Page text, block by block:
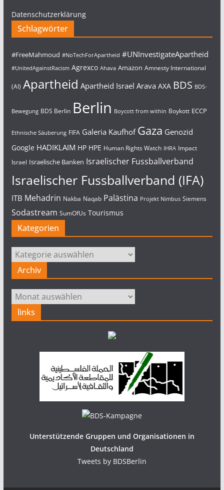
Datenschutzerklärung
Schlagwörter
#FreeMahmoud #NoTechForApartheid #UNInvestigateApartheid
#UnitedAgainstRacism Agrexco Ahava Amazon Amnesty International
(AI) Apartheid Apartheid Israel Arava AXA BDS BDS-
Bewegung BDS Berlin Berlin Boycott from within Boykott ECCP
Ethnische Säuberung FIFA Galeria Kaufhof Gaza Genozid
Google HADIKLAIM HP HPE Human Rights Watch IHRA Impact
Israel Israelische Banken Israelischer Fussballverband
Israelischer Fussballverband (IFA)
ITB Mehadrin Nakba Naqab Palästina Projekt Nimbus Siemens
Sodastream SumOfUs Tourismus
Kategorien
Kategorien
Archiv
Archiv
links
Unterstützende Gruppen und Organisationen in
Deutschland
Tweets by BDSBerlin